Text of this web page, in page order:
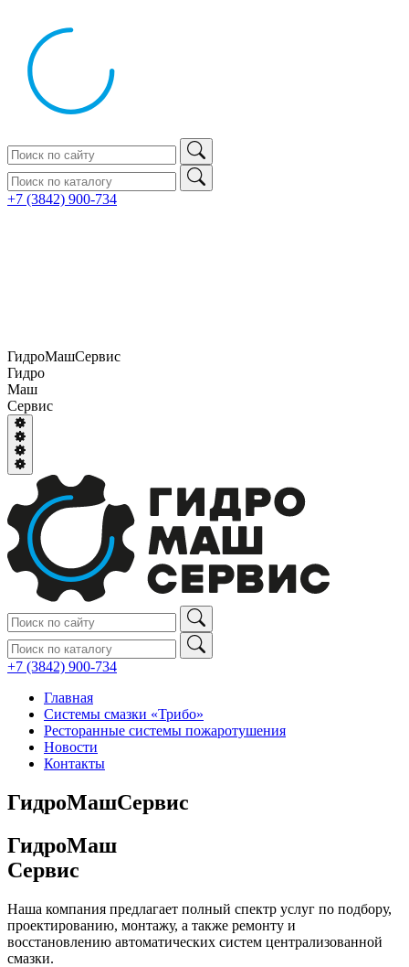
+7 (3842) 900‑734
ГидроМашСервис
Гидро
Маш
Сервис
+7 (3842) 900‑734
Главная
Системы смазки «Трибо»
Ресторанные системы пожаротушения
Новости
Контакты
ГидроМашСервис
ГидроМаш
Сервис
Наша компания предлагает полный спектр услуг по подбору,
проектированию, монтажу, а также ремонту и
восстановлению автоматических систем централизованной
смазки.